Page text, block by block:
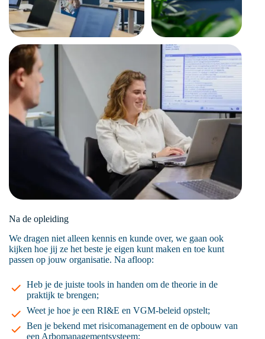
Na de opleiding
We dragen niet alleen kennis en kunde over, we gaan ook
kijken hoe jij ze het beste je eigen kunt maken en toe kunt
passen op jouw organisatie. Na afloop:
Heb je de juiste tools in handen om de theorie in de
praktijk te brengen;
Weet je hoe je een RI&E en VGM-beleid opstelt;
Ben je bekend met risicomanagement en de opbouw van
een Arbomanagementsysteem;